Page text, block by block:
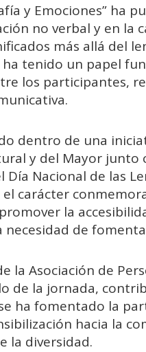
y Emociones” ha
no verbal y en la
más allá del
ha tenido un papel
los participantes,
dentro de una
y del Mayor junto
Nacional de las
carácter
la
de
la Asociación de
de la jornada,
ha fomentado la
hacia la
la diversidad.